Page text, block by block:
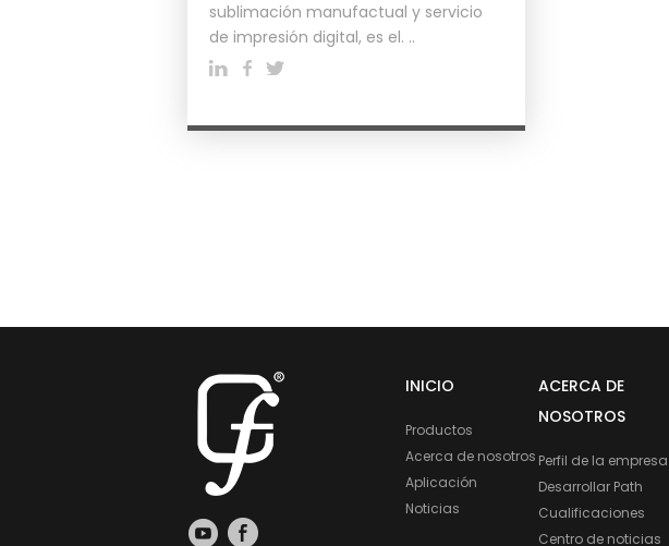
sublimación manufactual y servicio
de impresión digital, es el. ..
INICIO
Productos
Acerca de nosotros
Aplicación
Noticias
ACERCA DE
NOSOTROS
Perfil de la empresa
Desarrollar Path
Cualificaciones
Centro de noticias